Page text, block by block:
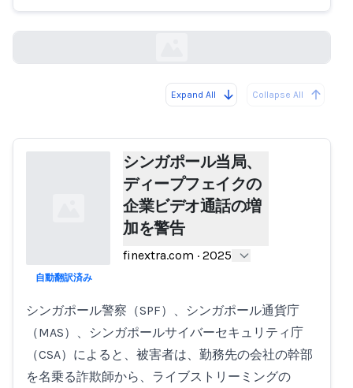
Expand All Collapse All
シンガポール当局、
ディープフェイクの
企業ビデオ通話の増
加を警告
finextra.com · 2025
自動翻訳済み
シンガポール警察（SPF）、シンガポール通貨庁
（MAS）、シンガポールサイバーセキュリティ庁
（CSA）によると、被害者は、勤務先の会社の幹部
を名乗る詐欺師から、ライブストリーミングの